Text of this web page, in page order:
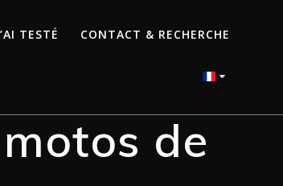
TESTÉ CONTACT & RECHERCHE
de